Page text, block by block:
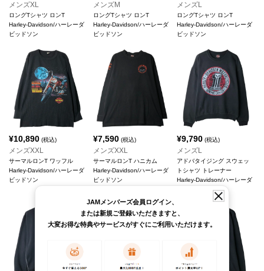
メンズXL
ロングTシャツ ロンT
Harley-Davidson/ハーレーダ
ビッドソン
メンズM
ロングTシャツ ロンT
Harley-Davidson/ハーレーダ
ビッドソン
メンズL
ロングTシャツ ロンT
Harley-Davidson/ハーレーダ
ビッドソン
¥10,890 (税込)
メンズXXL
サーマルロンT ワッフル
Harley-Davidson/ハーレーダ
ビッドソン
¥7,590(税込)
メンズXXL
サーマルロンT ハニカム
Harley-Davidson/ハーレーダ
ビッドソン
¥9,790 (税込)
メンズL
アドバタイジング スウェッ
トシャツ トレーナー
Harley-Davidson/ハーレーダ
JAMメンバーズ会員ログイン、
または新規ご登録いただきますと、
大変お得な特典やサービスがすぐにご利用いただけます。